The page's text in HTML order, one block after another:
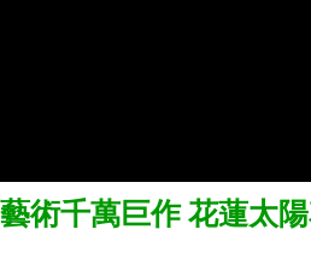
術千萬巨作 花蓮太